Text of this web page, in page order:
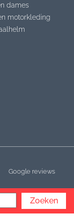
dames
motorkleding
Google reviews